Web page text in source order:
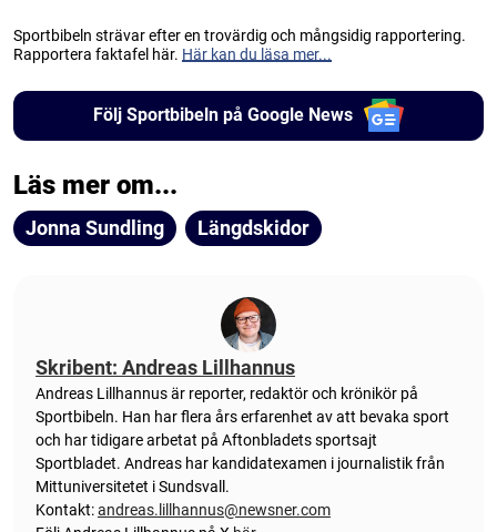
Sportbibeln strävar efter en trovärdig och mångsidig rapportering.
Rapportera faktafel här. Här kan du läsa mer...
Följ Sportbibeln på Google News
Läs mer om...
Jonna Sundling Längdskidor
Skribent: Andreas Lillhannus
Andreas Lillhannus är reporter, redaktör och krönikör på
Sportbibeln. Han har flera års erfarenhet av att bevaka sport
och har tidigare arbetat på Aftonbladets sportsajt
Sportbladet. Andreas har kandidatexamen i journalistik från
Mittuniversitetet i Sundsvall.
Kontakt:andreas.lillhannus@newsner.com